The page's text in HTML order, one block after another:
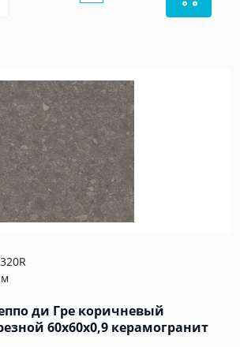
ди Гре коричневый
60x60x0,9 керамогранит